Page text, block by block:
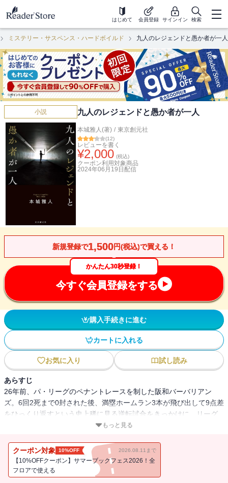
はじめて 会員登録 サインイン 検索
ミステリー・サスペンス・ハードボイルド 九人のレジェンドと愚か者が一人
小説 九人のレジェンドと愚か者が一人
本城雅人(著) / 東京創元社
(12)
レビューを書く
¥2,000 (税込)
クーポン利用対象商品
2024年06月19日 配信
新規登録で1,500円(税込)で買える！
かんたん30秒登録！
今すぐ会員登録をする
購入手続きに進む
カートに入れる
お気に入り 試し読み
あらすじ
26年前、パ・リーグのペナントレースを制した阪和バーバリアン
ズ。6回2死まで0封された後、満塁ホームラン3本が飛び出して9点差
をひっくり返すという史上稀に見る逆転試合をきっかけに、リーグ
優勝、そして日本一へと駆け上った。その後の低迷期を経てこの
阪毎朝放送がレジェンドと呼ばれたメンバーたちのインタビューと
再現試合で構成する特別番組を企画。取材を進める中で、10人目の
レジェンドともいえるマネージャーの存在が浮かび上がる。ところ
もっと見る
クーポン対象 10%OFF 2026.08.11まで
【10%OFFクーポン】サマーブックフェス2026！全
フロアで使える